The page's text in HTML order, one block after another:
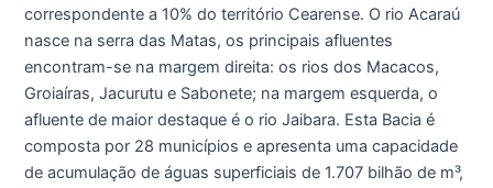
correspondente a 10% do território Cearense. O rio Acaraú
nasce na serra das Matas, os principais afluentes
encontram-se na margem direita: os rios dos Macacos,
Groiaíras, Jacurutu e Sabonete; na margem esquerda, o
afluente de maior destaque é o rio Jaibara. Esta Bacia é
composta por 28 municípios e apresenta uma capacidade
de acumulação de águas superficiais de 1.707 bilhão de m³,